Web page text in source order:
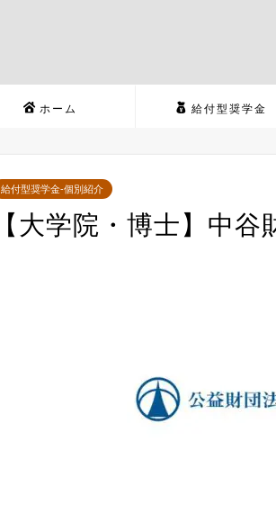
ホーム 給付型奨学金
給付型奨学金-個別紹介
【大学院・博士】中